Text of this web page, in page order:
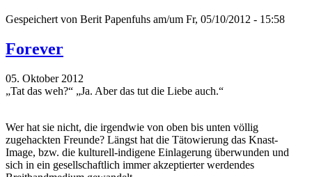
Gespeichert von Berit Papenfuhs am/um Fr, 05/10/2012 - 15:58
Forever
05. Oktober 2012
„Tat das weh?“ „Ja. Aber das tut die Liebe auch.“
Wer hat sie nicht, die irgendwie von oben bis unten völlig
zugehackten Freunde? Längst hat die Tätowierung das Knast-
Image, bzw. die kulturell-indigene Einlagerung überwunden und
sich in ein gesellschaftlich immer akzeptierter werdendes